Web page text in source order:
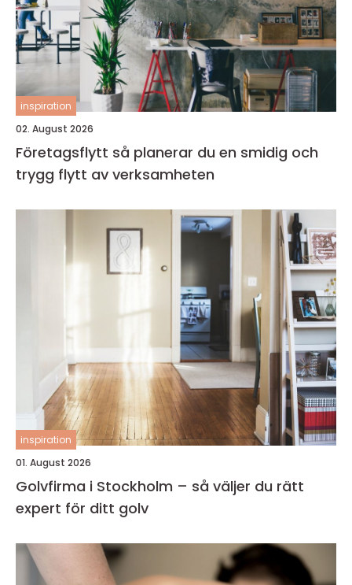
inspiration
02. August 2026
Företagsflytt så planerar du en smidig och
trygg flytt av verksamheten
inspiration
01. August 2026
Golvfirma i Stockholm – så väljer du rätt
expert för ditt golv